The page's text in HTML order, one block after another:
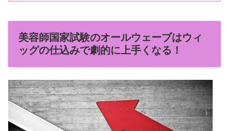
美容師国家試験のオールウェーブはウィ
ッグの仕込みで劇的に上手くなる！